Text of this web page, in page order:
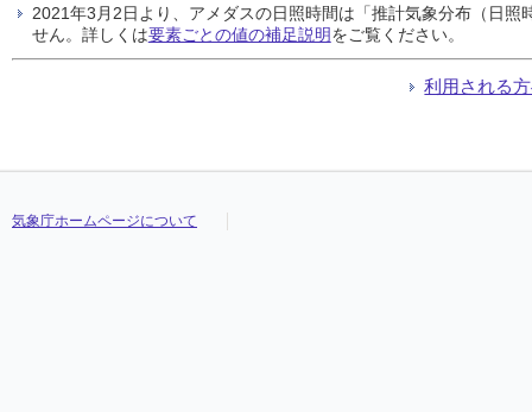
2021年3月2日より、アメダスの日照時間は「推計気象分布（日
せん。詳しくは要素ごとの値の補足説明をご覧ください。
利用される
気象庁ホームページについて